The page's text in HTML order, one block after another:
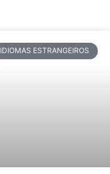
IDIOMAS ESTRANGEIROS